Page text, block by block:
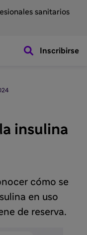
sanitarios
Inscribirse
insulina
cómo se
en uso
de reserva.